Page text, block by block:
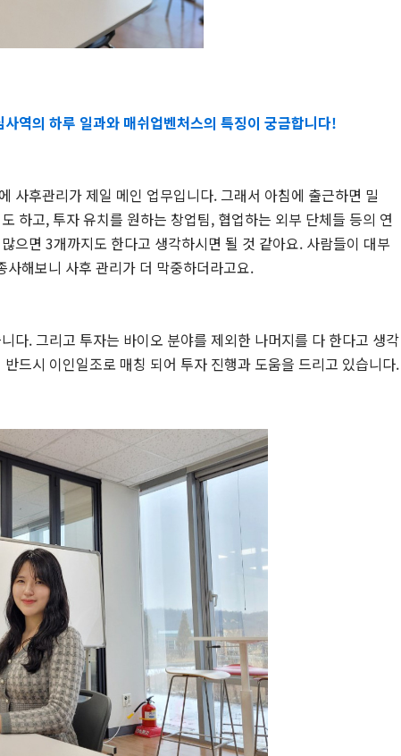
역의 하루 일과와 매쉬업벤처스의 특징이 궁금합니다!
사후관리가 제일 메인 업무입니다. 그래서 아침에 출근하면 밀
하고, 투자 유치를 원하는 창업팀, 협업하는 외부 단체들 등의 연
으면 3개까지도 한다고 생각하시면 될 것 같아요. 사람들이 대부
해보니 사후 관리가 더 막중하더라고요.
다. 그리고 투자는 바이오 분야를 제외한 나머지를 다 한다고 생각
드시 이인일조로 매칭 되어 투자 진행과 도움을 드리고 있습니다.